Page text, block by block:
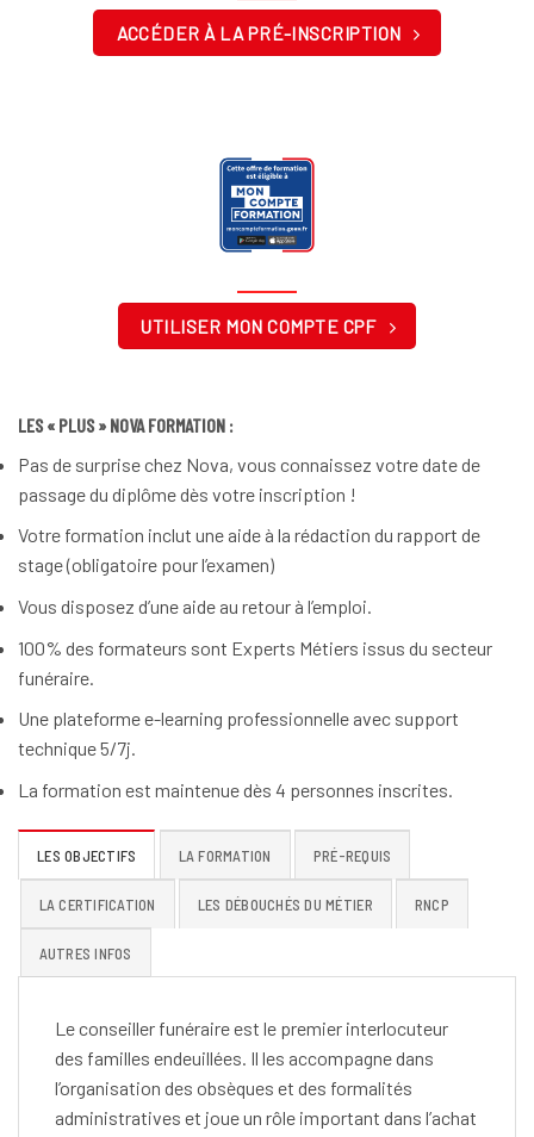
ACCÉDER À LA PRÉ-INSCRIPTION
UTILISER MON COMPTE CPF
LES « PLUS » NOVA FORMATION :
Pas de surprise chez Nova, vous connaissez votre date de
passage du diplôme dès votre inscription !
Votre formation inclut une aide à la rédaction du rapport de
stage (obligatoire pour l’examen)
Vous disposez d’une aide au retour à l’emploi.
100% des formateurs sont Experts Métiers issus du secteur
funéraire.
Une plateforme e-learning professionnelle avec support
technique 5/7j.
La formation est maintenue dès 4 personnes inscrites.
LES OBJECTIFS LA FORMATION PRÉ-REQUIS
LA CERTIFICATION LES DÉBOUCHÉS DU MÉTIER RNCP
AUTRES INFOS
Le conseiller funéraire est le premier interlocuteur
des familles endeuillées. Il les accompagne dans
l’organisation des obsèques et des formalités
administratives et joue un rôle important dans l’achat